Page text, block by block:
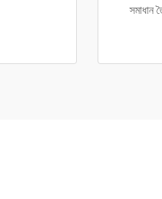
সমাধান